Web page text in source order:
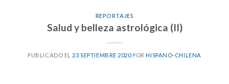
REPORTAJES
Salud y belleza astrológica (II)
PUBLICADO EL 23 SEPTIEMBRE 2020PORHISPANO-CHILENA